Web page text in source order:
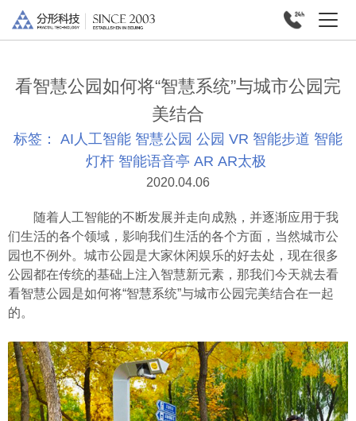
看智慧公园如何将“智慧系统”与城市公园完
美结合
标签： AI人工智能 智慧公园 公园 VR 智能步道 智能
灯杆 智能语音亭 AR AR太极
2020.04.06
随着人工智能的不断发展并走向成熟，并逐渐应用于我
们生活的各个领域，影响我们生活的各个方面，当然城市公
园也不例外。城市公园是大家休闲娱乐的好去处，现在很多
公园都在传统的基础上注入智慧新元素，那我们今天就去看
看智慧公园是如何将“智慧系统”与城市公园完美结合在一起
的。